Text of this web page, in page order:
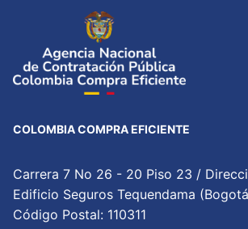
COLOMBIA COMPRA EFICIENTE
Carrera 7 No 26 - 20 Piso 23 /
Edificio Seguros Tequendama
Código Postal: 110311